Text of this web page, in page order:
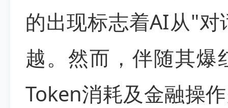
的出现标志着AI从"
越。然而，伴随其爆
Token消耗及金融操